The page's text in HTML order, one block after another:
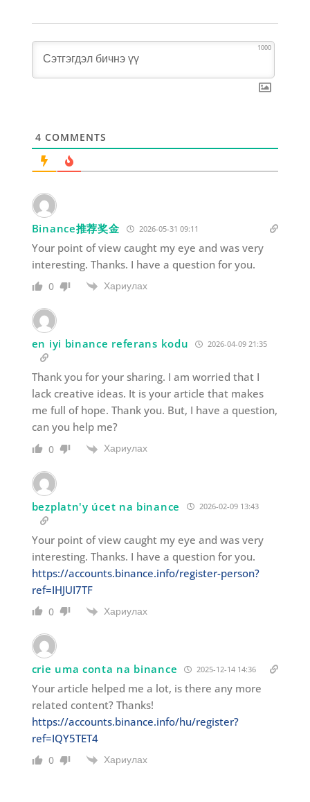
1000
4 COMMENTS
Binance推荐奖金 2026-05-31 09:11
Your point of view caught my eye and was very
interesting. Thanks. I have a question for you.
0 Хариулах
en iyi binance referans kodu 2026-04-09 21:35
Thank you for your sharing. I am worried that I
lack creative ideas. It is your article that makes
me full of hope. Thank you. But, I have a question,
can you help me?
0 Хариулах
bezplatn'y úcet na binance 2026-02-09 13:43
Your point of view caught my eye and was very
interesting. Thanks. I have a question for you.
https://accounts.binance.info/register-person?
ref=IHJUI7TF
0 Хариулах
crie uma conta na binance 2025-12-14 14:36
Your article helped me a lot, is there any more
related content? Thanks!
https://accounts.binance.info/hu/register?
ref=IQY5TET4
0 Хариулах